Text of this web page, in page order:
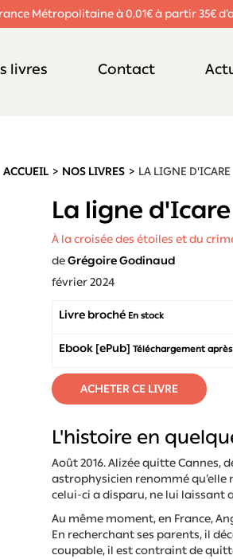
Métropolitaine à 0,01€ à partir 35€
livres Contact
ACCUEIL NOS LIVRES LA LIGNE D'ICARE
La ligne d'Icare
À la croisée des étoiles et du
deGrégoire Godinaud
février 2024
Livre broché En stock
Ebook [ePub] Téléchargement
L'histoire en
Août 2016. Alizée quitte Cannes,
astrophysicien renommé qu’elle
celui-ci a disparu, ne lui laissant
Au même moment, en France,
En recherchant ses parents, il
coupable, il est contraint de